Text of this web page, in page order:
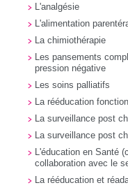
L'analgésie
L'alimentation
La chimiothérapie
Les pansements
pression négative
Les soins palliatifs
La rééducation
La surveillance post
La surveillance post
L'éducation en Santé
collaboration avec le
La rééducation et